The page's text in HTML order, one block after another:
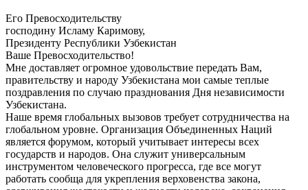
Его Превосходительству
господину Исламу Каримову,
Президенту Республики Узбекистан
Ваше Превосходительство!
Мне доставляет огромное удовольствие передать Вам,
правительству и народу Узбекистана мои самые теплые
поздравления по случаю празднования Дня независимости
Узбекистана.
Наше время глобальных вызовов требует сотрудничества на
глобальном уровне. Организация Объединенных Наций
является форумом, который учитывает интересы всех
государств и народов. Она служит универсальным
инструментом человеческого прогресса, где все могут
работать сообща для укрепления верховенства закона,